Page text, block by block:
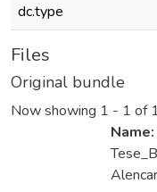
dc.type
Files
Original bundle
Now showing 1 - 1 of
Name: